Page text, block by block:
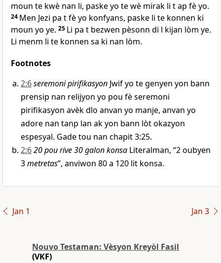
moun te kwè nan li, paske yo te wè mirak li t ap fè yo.
24 Men Jezi pa t fè yo konfyans, paske li te konnen ki
moun yo ye. 25 Li pa t bezwen pèsonn di l kijan lòm ye.
Li menm li te konnen sa ki nan lòm.
Footnotes
2:6seremoni pirifikasyon Jwif yo te genyen yon bann
prensip nan relijyon yo pou fè seremoni
pirifikasyon avèk dlo anvan yo manje, anvan yo
adore nan tanp lan ak yon bann lòt okazyon
espesyal. Gade tou nan chapit 3:25.
2:620 pou rive 30 galon konsa Literalman, “2 oubyen
3metretas”, anviwon 80 a 120 lit konsa.
Jan 1 Jan 3
Nouvo Testaman: Vèsyon Kreyòl Fasil
(VKF)